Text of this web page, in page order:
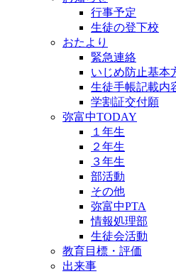
行事予定
生徒の登下校
おたより
緊急連絡
いじめ防止基本
生徒手帳記載内
学割証交付願
弥富中TODAY
１年生
２年生
３年生
部活動
その他
弥富中PTA
情報処理部
生徒会活動
教育目標・評価
出来事